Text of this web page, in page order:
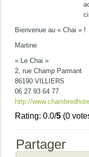
Bienvenue au « Chai » !
Martine
« Le Chai »
2, rue Champ Parmant
86190 VILLIERS
06 27 93 64 77
http://
Rating: 0.0/5 (0
Partager